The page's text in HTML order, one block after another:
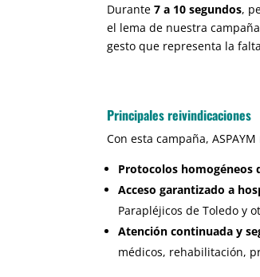
Durante7 a 10 segundos,
el lema de nuestra
gesto que representa la
Principales reivindicaciones
Con esta campaña,
Protocolos homogéneos
Acceso garantizado a
Parapléjicos de Toledo y
Atención continuada y
médicos, rehabilitación,